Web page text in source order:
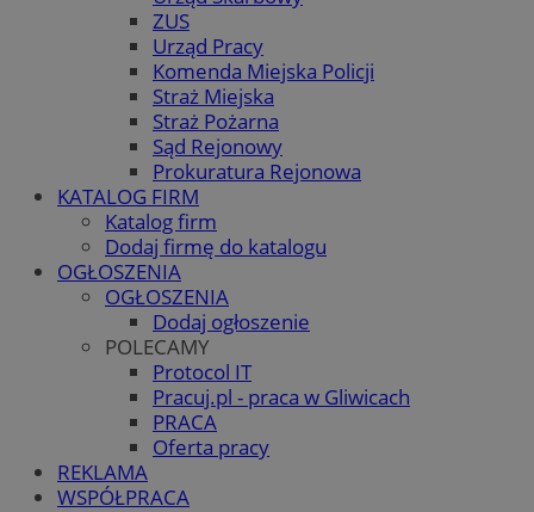
ZUS
Urząd Pracy
Komenda Miejska Policji
Straż Miejska
Straż Pożarna
Sąd Rejonowy
Prokuratura Rejonowa
KATALOG FIRM
Katalog firm
Dodaj firmę do katalogu
OGŁOSZENIA
OGŁOSZENIA
Dodaj ogłoszenie
POLECAMY
Protocol IT
Pracuj.pl - praca w Gliwicach
PRACA
Oferta pracy
REKLAMA
WSPÓŁPRACA